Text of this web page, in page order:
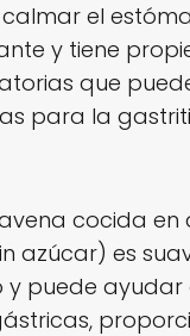
el
y tiene
que
para la
cocida en
azúcar) es
puede ayudar